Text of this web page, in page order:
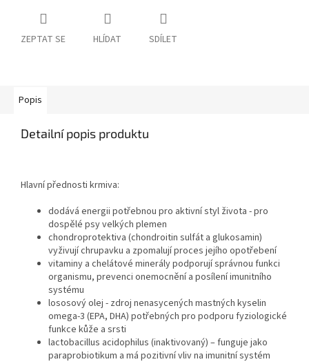
ZEPTAT SE HLÍDAT SDÍLET
Popis
Detailní popis produktu
Hlavní přednosti krmiva:
dodává energii potřebnou pro aktivní styl života - pro
dospělé psy velkých plemen
chondroprotektiva (chondroitin sulfát a glukosamin)
vyživují chrupavku a zpomalují proces jejího opotřebení
vitaminy a chelátové minerály podporují správnou funkci
organismu, prevenci onemocnění a posílení imunitního
systému
lososový olej - zdroj nenasycených mastných kyselin
omega-3 (EPA, DHA) potřebných pro podporu fyziologické
funkce kůže a srsti
lactobacillus acidophilus (inaktivovaný) – funguje jako
paraprobiotikum a má pozitivní vliv na imunitní systém